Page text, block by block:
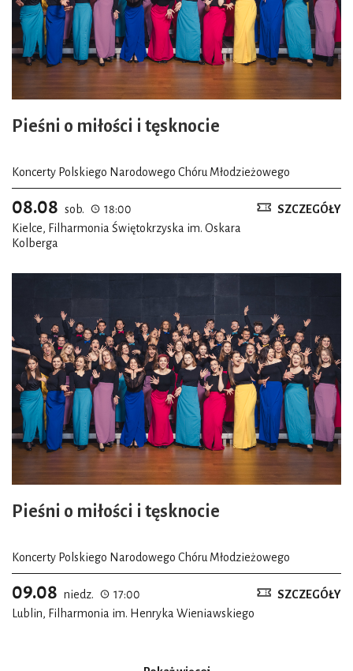
Pieśni o miłości i tęsknocie
Koncerty Polskiego Narodowego Chóru Młodzieżowego
08.08 sob.
18:00
Kielce, Filharmonia Świętokrzyska im. Oskara
Kolberga
SZCZEGÓŁY
Pieśni o miłości i tęsknocie
Koncerty Polskiego Narodowego Chóru Młodzieżowego
09.08 niedz.
17:00
Lublin, Filharmonia im. Henryka Wieniawskiego
SZCZEGÓŁY